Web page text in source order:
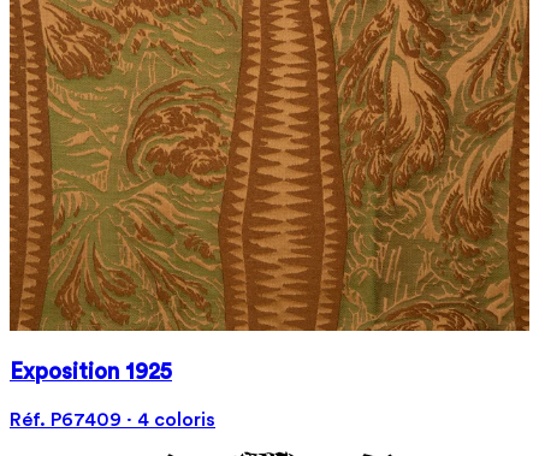
Exposition 1925
Réf. P67409 · 4 coloris